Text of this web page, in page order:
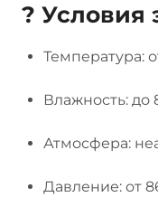
? Условия
Температура:
Влажность: до
Атмосфера:
Давление: от